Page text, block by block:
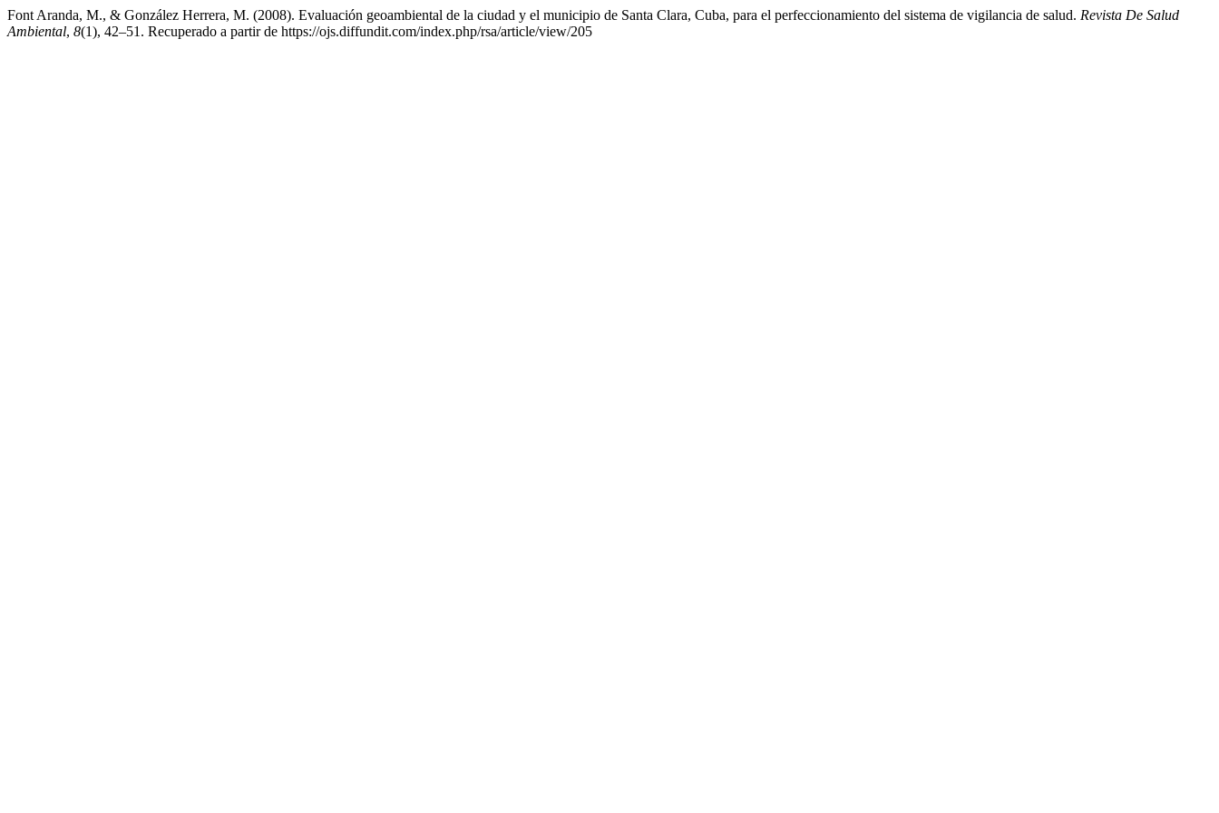
Font Aranda, M., & González Herrera, M. (2008). Evaluación geoambiental de la ciudad y el municipio de Santa Clara, Cuba, para el perfeccionamiento del sistema de vigilancia de salud. Revista De Salud
Ambiental, 8(1), 42–51. Recuperado a partir de https://ojs.diffundit.com/index.php/rsa/article/view/205